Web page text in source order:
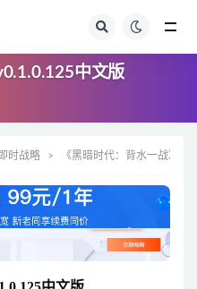
中文版
即时战略 《黑暗时代：背水一战》